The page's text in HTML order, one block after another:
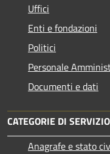
Uffici
Enti e fondazioni
Politici
Personale
Documenti e dati
CATEGORIE DI SERVIZIO
Anagrafe e stato